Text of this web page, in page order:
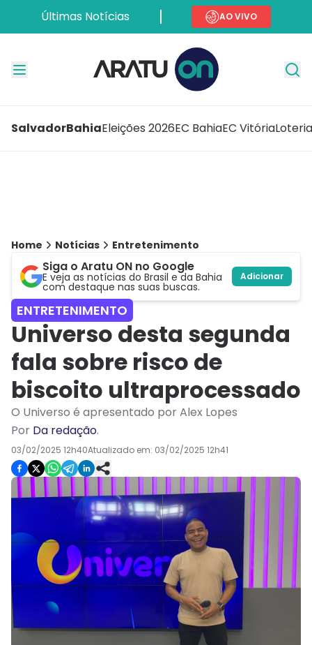
Últimas Notícias AO VIVO
SalvadorBahiaEleições 2026EC BahiaEC Vitória
Home Notícias Entretenimento
Siga o Aratu ON no Google
E veja as notícias do Brasil e da Bahia
com destaque nas suas buscas.
Adicionar
ENTRETENIMENTO
Universo desta segunda
fala sobre risco de
biscoito ultraprocessado
O Universo é apresentado por Alex Lopes
Por Da redação.
03/02/2025 12h40Atualizado em: 03/02/2025 12h41